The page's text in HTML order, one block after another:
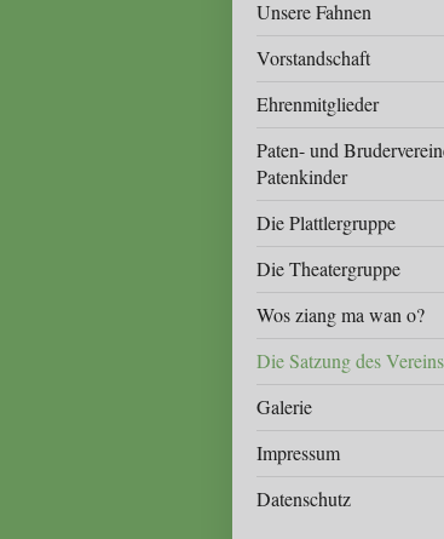
Unsere Fahnen
Vorstandschaft
Ehrenmitglieder
Paten- und
Patenkinder
Die Plattlergruppe
Die Theatergruppe
Wos ziang ma wan o?
Die Satzung des Vereins
Galerie
Impressum
Datenschutz